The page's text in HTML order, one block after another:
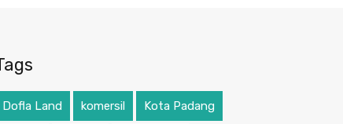
Dofla Land komersil Kota Padang